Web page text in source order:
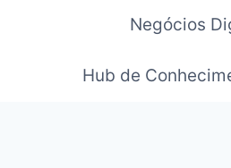
Negócios
Hub de